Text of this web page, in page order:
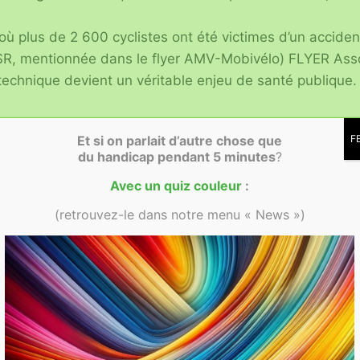
plus de 2 600 cyclistes ont été victimes d’un
mentionnée dans le flyer AMV-Mobivélo) FLYER
devient un véritable enjeu de santé publique.
Et si on parlait d’autre chose que
du handicap pendant 5 minutes?
Avec un quiz couleur :
(retrouvez-le dans notre menu « News »)